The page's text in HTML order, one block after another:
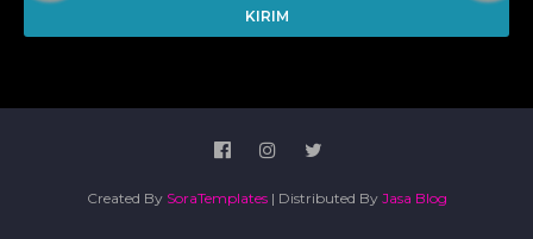
Created By SoraTemplates| Distributed By Jasa Blog